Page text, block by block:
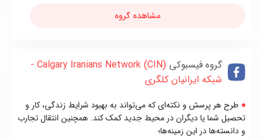
مشاهده گروه
گروه فیسبوکی
Calgary Iranians Network (CIN) -
شبکه ایرانیان کلگری
طرح هر پرسش و نکته‌ای که می‌تواند به بهبود شرایط زندگی، کار و
تحصیل شما یا دیگران در محیط جدید کمک کند. همچنین انتقال تجارب
و دانسته‌ها در این زمینه‌ها؛